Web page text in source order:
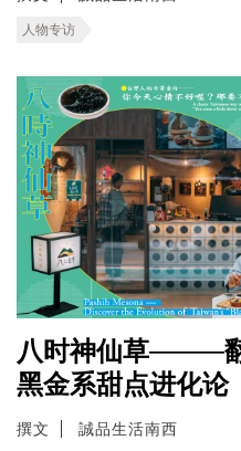
人物专访
八时神仙草────
黑金系甜点进化论
撰文 誠品生活南西